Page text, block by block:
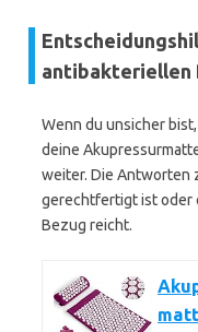
antibakteriellen
Wenn du unsicher
deine
weiter. Die Antworten
gerechtfertigt ist oder
Bezug reicht.